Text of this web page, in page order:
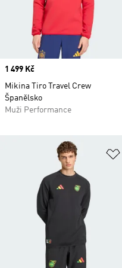
Price
1 499 Kč
Mikina Tiro Travel Crew
Španělsko
Muži Performance